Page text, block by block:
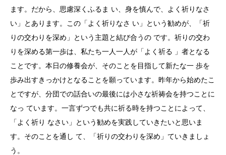
ます。だから、思慮深くふるま い、身を慎んで、よく祈りなさ
い」とあります。この「よく祈りなさ い」という勧めが、「祈
りの交わりを深め」という主題と結び合うの です。祈りの交わ
りを深める第一歩は、私たち一人一人が「よく祈る 」者となる
ことです。本日の修養会が、そのことを目指して新たな一 歩を
歩み出すきっかけとなることを願っています。昨年から始めたこ
とですが、分団での話合いの最後には小さな祈祷会を持つことに
なっ ています。一言ずつでも共に祈る時を持つことによって、
「よく祈り なさい」という勧めを実践していきたいと思いま
す。そのことを通し て、「祈りの交わりを深め」ていきましょ
う。